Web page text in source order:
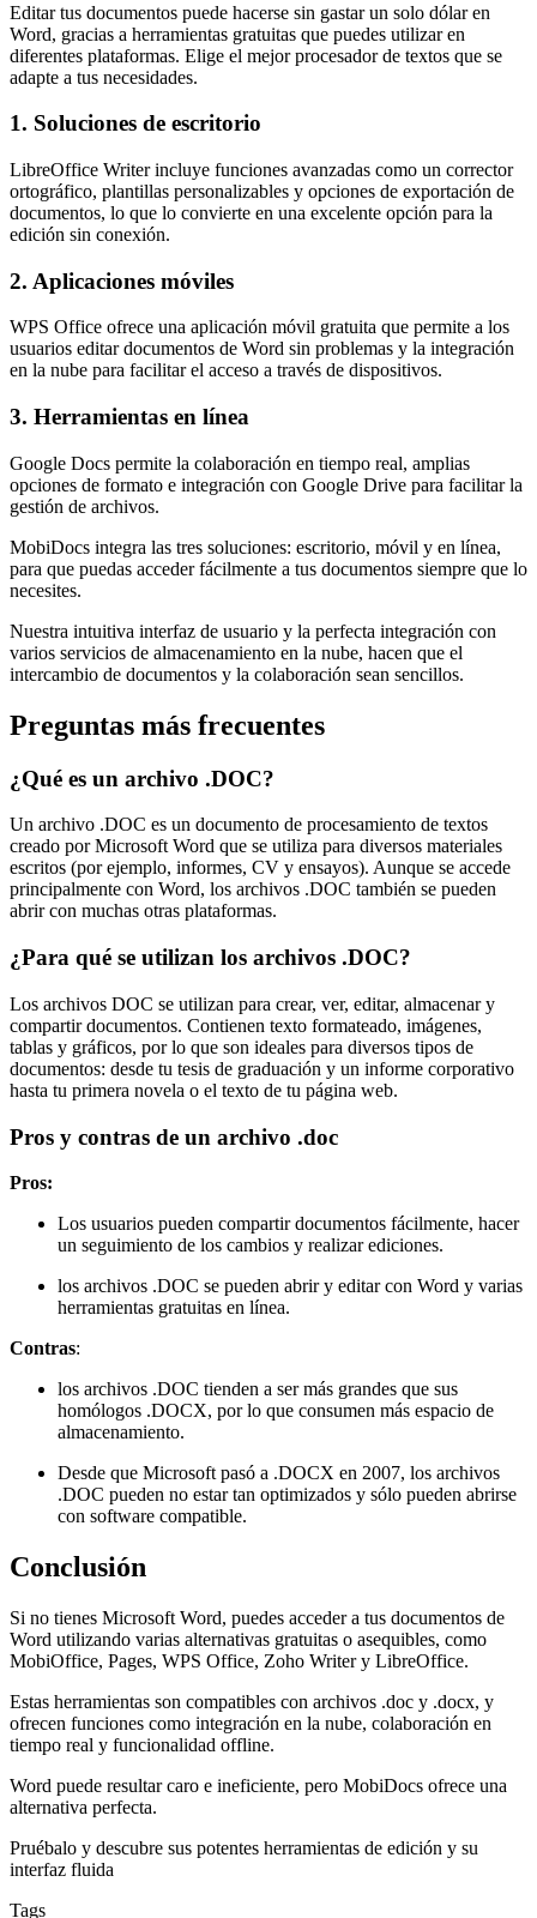
Editar tus documentos puede hacerse sin gastar un solo dólar en
Word, gracias a herramientas gratuitas que puedes utilizar en
diferentes plataformas. Elige el mejor procesador de textos que se
adapte a tus necesidades.
1. Soluciones de escritorio
LibreOffice Writer incluye funciones avanzadas como un corrector
ortográfico, plantillas personalizables y opciones de exportación de
documentos, lo que lo convierte en una excelente opción para la
edición sin conexión.
2. Aplicaciones móviles
WPS Office ofrece una aplicación móvil gratuita que permite a los
usuarios editar documentos de Word sin problemas y la integración
en la nube para facilitar el acceso a través de dispositivos.
3. Herramientas en línea
Google Docs permite la colaboración en tiempo real, amplias
opciones de formato e integración con Google Drive para facilitar la
gestión de archivos.
MobiDocs integra las tres soluciones: escritorio, móvil y en línea,
para que puedas acceder fácilmente a tus documentos siempre que lo
necesites.
Nuestra intuitiva interfaz de usuario y la perfecta integración con
varios servicios de almacenamiento en la nube, hacen que el
intercambio de documentos y la colaboración sean sencillos.
Preguntas más frecuentes
¿Qué es un archivo .DOC?
Un archivo .DOC es un documento de procesamiento de textos
creado por Microsoft Word que se utiliza para diversos materiales
escritos (por ejemplo, informes, CV y ensayos). Aunque se accede
principalmente con Word, los archivos .DOC también se pueden
abrir con muchas otras plataformas.
¿Para qué se utilizan los archivos .DOC?
Los archivos DOC se utilizan para crear, ver, editar, almacenar y
compartir documentos. Contienen texto formateado, imágenes,
tablas y gráficos, por lo que son ideales para diversos tipos de
documentos: desde tu tesis de graduación y un informe corporativo
hasta tu primera novela o el texto de tu página web.
Pros y contras de un archivo .doc
Pros:
Los usuarios pueden compartir documentos fácilmente, hacer
un seguimiento de los cambios y realizar ediciones.
los archivos .DOC se pueden abrir y editar con Word y varias
herramientas gratuitas en línea.
Contras:
los archivos .DOC tienden a ser más grandes que sus
homólogos .DOCX, por lo que consumen más espacio de
almacenamiento.
Desde que Microsoft pasó a .DOCX en 2007, los archivos
.DOC pueden no estar tan optimizados y sólo pueden abrirse
con software compatible.
Conclusión
Si no tienes Microsoft Word, puedes acceder a tus documentos de
Word utilizando varias alternativas gratuitas o asequibles, como
MobiOffice, Pages, WPS Office, Zoho Writer y LibreOffice.
Estas herramientas son compatibles con archivos .doc y .docx, y
ofrecen funciones como integración en la nube, colaboración en
tiempo real y funcionalidad offline.
Word puede resultar caro e ineficiente, pero MobiDocs ofrece una
alternativa perfecta.
Pruébalo y descubre sus potentes herramientas de edición y su
interfaz fluida
Tags